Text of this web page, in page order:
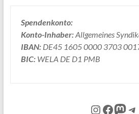
Spendenkonto:
Konto-Inhaber:Allgemeines
IBAN:DE45 1605 0000 3703
BIC:WELA DE D1 PMB
Instagram